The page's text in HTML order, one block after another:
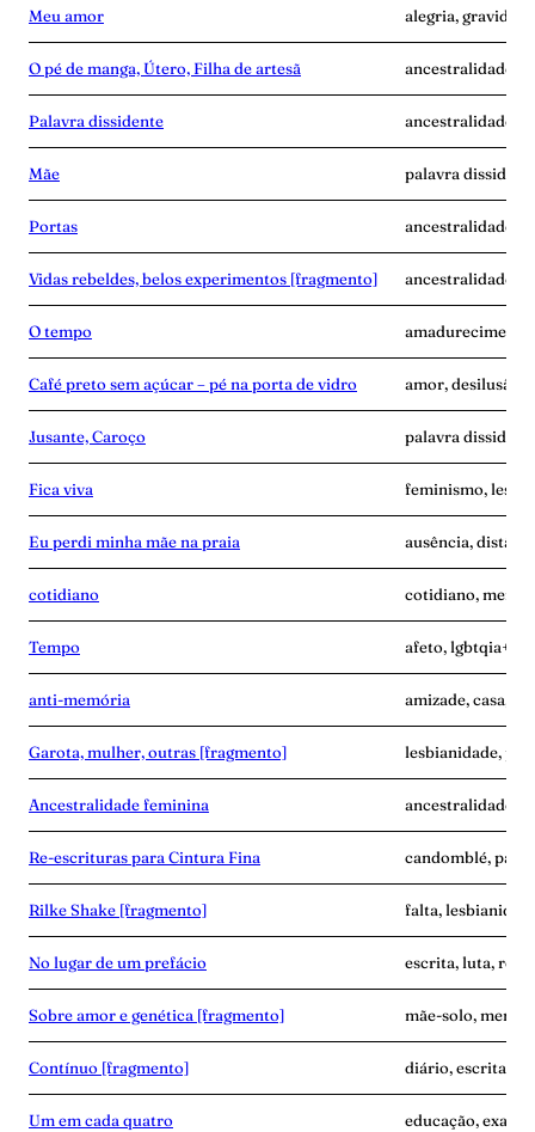
Meu amor alegria,
O pé de manga, Útero, Filha de artesã ancestralidade,
Palavra dissidente ancestralidade,
Mãe palavra
Portas ancestralidade,
Vidas rebeldes, belos experimentos [fragmento] ancestralidade,
O tempo
Café preto sem açúcar – pé na porta de vidro amor, desilusão,
Jusante, Caroço palavra
Fica viva feminismo,
Eu perdi minha mãe na praia ausência,
cotidiano cotidiano,
Tempo afeto, lgbtqia+,
anti-memória amizade, casa,
Garota, mulher, outras [fragmento] lesbianidade,
Ancestralidade feminina ancestralidade,
Re-escrituras para Cintura Fina candomblé,
Rilke Shake [fragmento] falta,
No lugar de um prefácio escrita, luta,
Sobre amor e genética [fragmento] mãe-solo,
Contínuo [fragmento] diário, escrita,
Um em cada quatro educação,